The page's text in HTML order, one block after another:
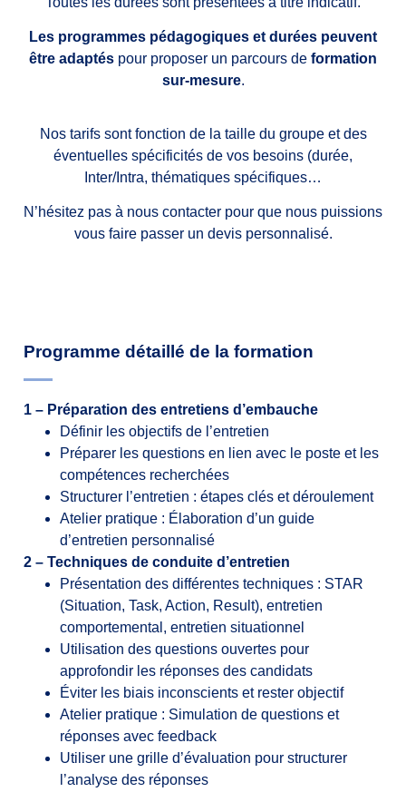
Les programmes pédagogiques et durées peuvent
être adaptés pour proposer un parcours de formation
sur-mesure.
Nos tarifs sont fonction de la taille du groupe et des
éventuelles spécificités de vos besoins (durée,
Inter/Intra, thématiques spécifiques…
N’hésitez pas à nous contacter pour que nous puissions
vous faire passer un devis personnalisé.
Programme détaillé de la formation
1 – Préparation des entretiens d’embauche
Définir les objectifs de l’entretien
Préparer les questions en lien avec le poste et les
compétences recherchées
Structurer l’entretien : étapes clés et déroulement
Atelier pratique : Élaboration d’un guide
d’entretien personnalisé
2 – Techniques de conduite d’entretien
Présentation des différentes techniques : STAR
(Situation, Task, Action, Result), entretien
comportemental, entretien situationnel
Utilisation des questions ouvertes pour
approfondir les réponses des candidats
Éviter les biais inconscients et rester objectif
Atelier pratique : Simulation de questions et
réponses avec feedback
Utiliser une grille d’évaluation pour structurer
l’analyse des réponses